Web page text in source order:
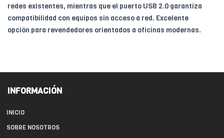
redes existentes, mientras que el puerto USB 2.0 garantiza
compatibilidad con equipos sin acceso a red. Excelente
opción para revendedores orientados a oficinas modernas.
INFORMACIÓN
INICIO
SOBRE NOSOTROS